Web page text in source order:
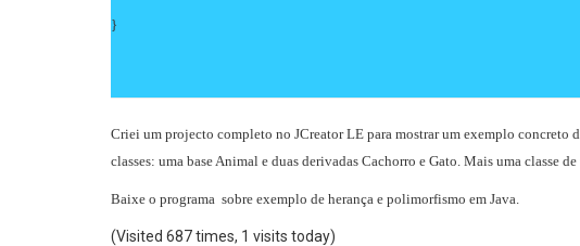
}
Criei um projecto completo no JCreator LE para mostrar um exemplo concreto
classes: uma base Animal e duas derivadas Cachorro e Gato. Mais uma classe
Baixe o programa sobre exemplo de herança e polimorfismo em Java.
(Visited 687 times, 1 visits today)